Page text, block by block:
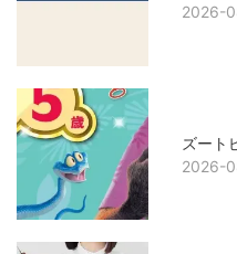
2026-
ズート
2026-